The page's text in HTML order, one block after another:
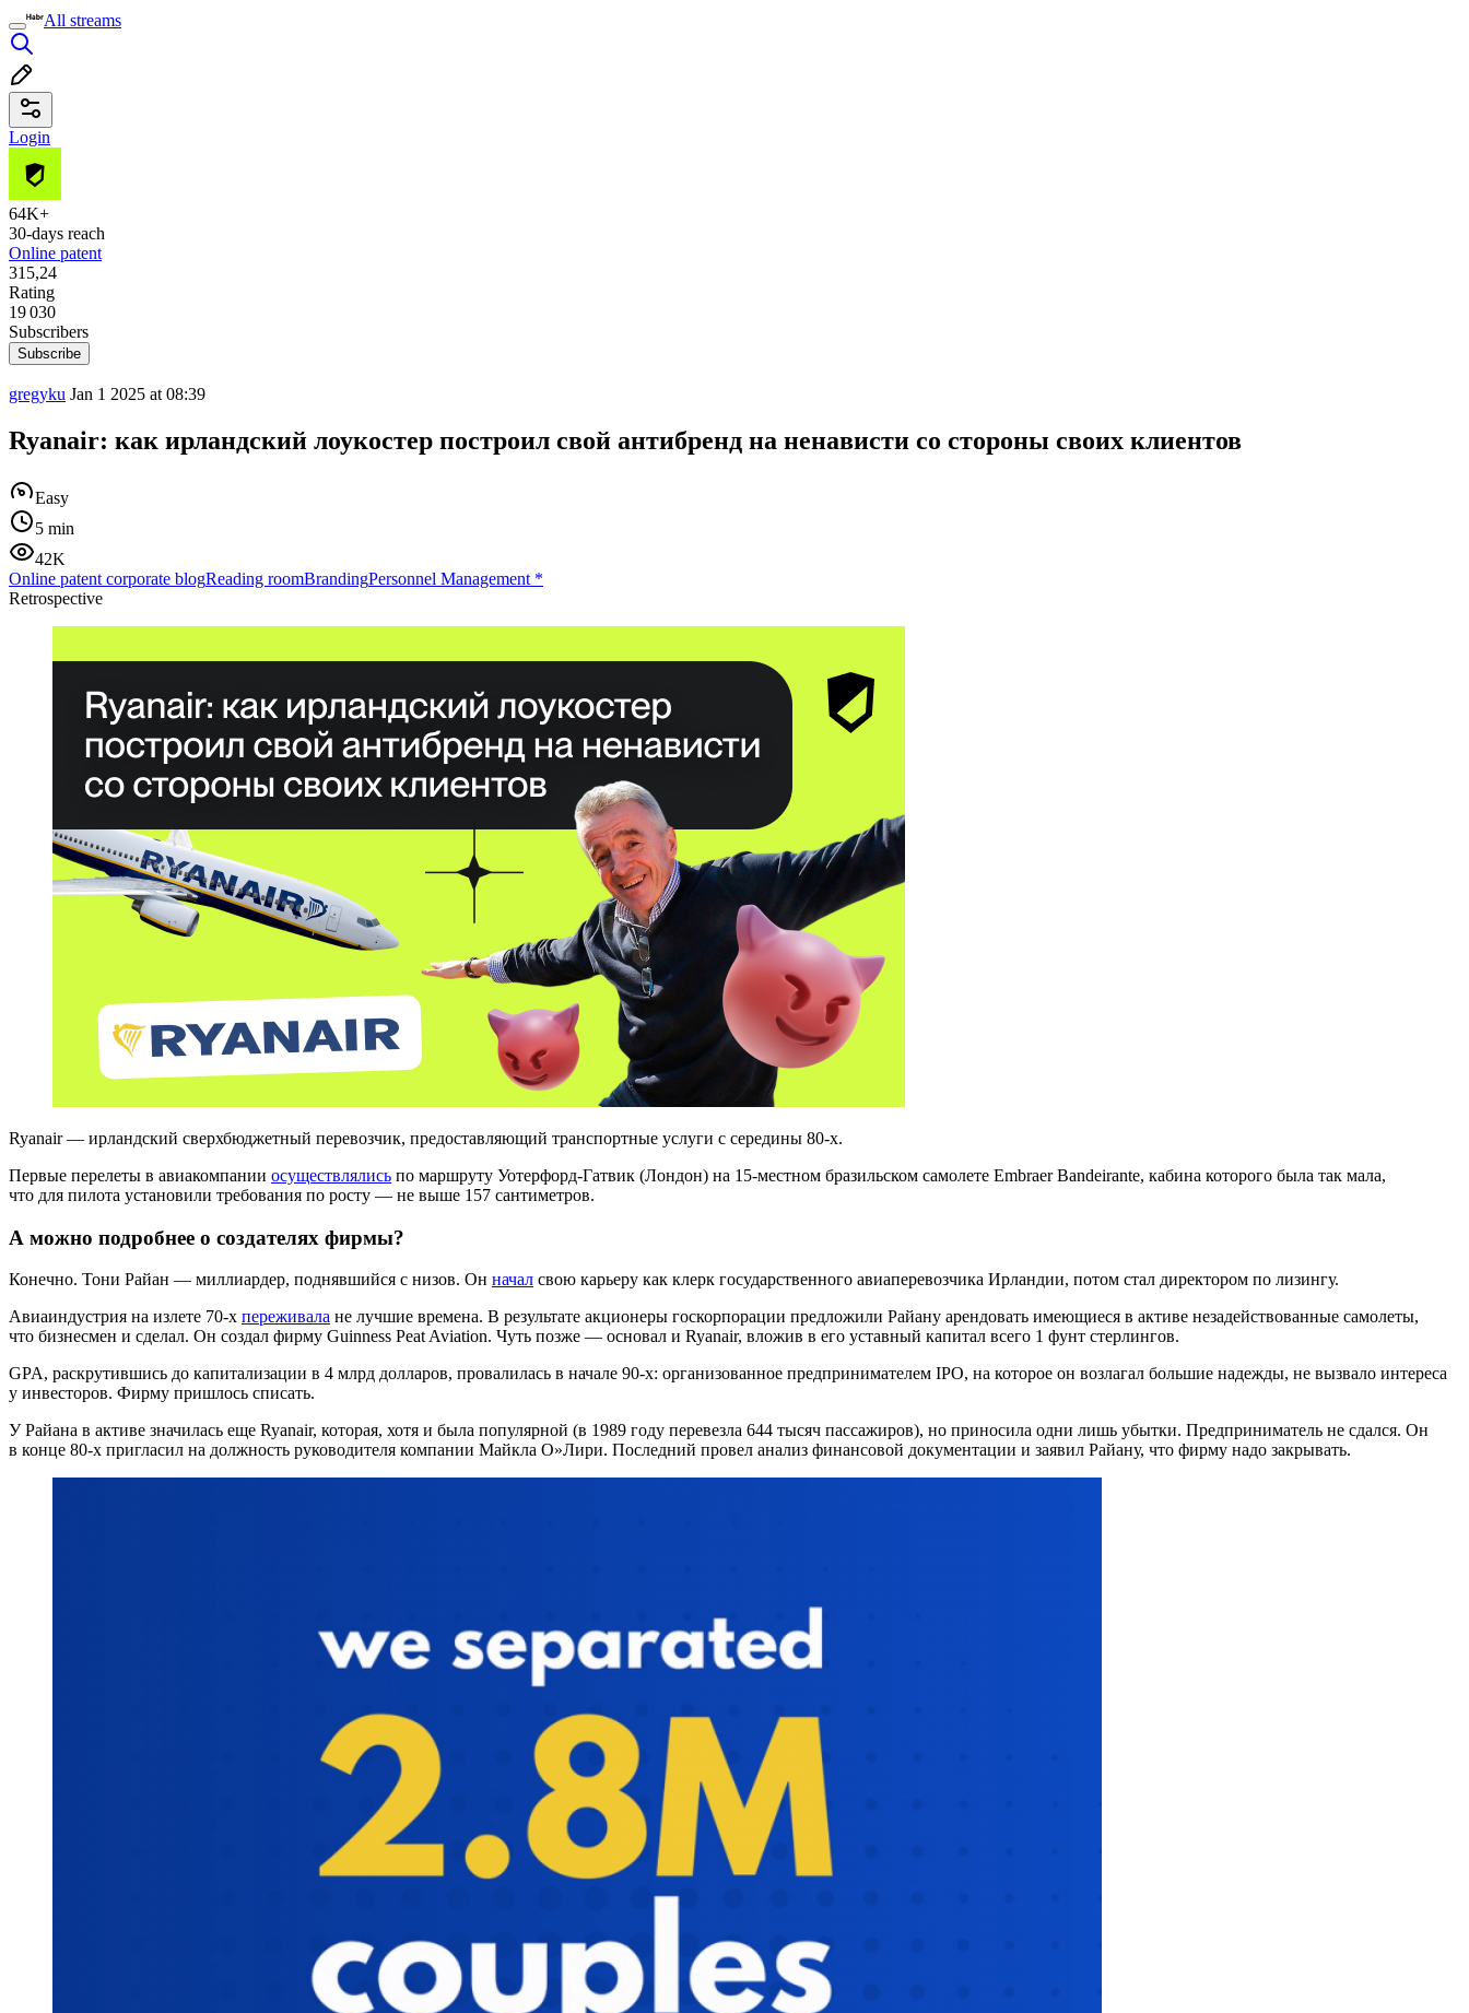
All streams
Login
64K+
30-days reach
Online patent
315,24
Rating
19 030
Subscribers
Subscribe
gregyku Jan 1 2025 at 08:39
Ryanair: как ирландский лоукостер построил свой антибренд на ненависти со стороны своих клиентов
Easy
5 min
42K
Online patent corporate blogReading roomBrandingPersonnel Management *
Retrospective
Ryanair — ирландский сверхбюджетный перевозчик, предоставляющий транспортные услуги с середины 80-х.
Первые перелеты в авиакомпании осуществлялись по маршруту Уотерфорд‑Гатвик (Лондон) на 15-местном бразильском самолете Embraer Bandeirante, кабина которого была так мала,
что для пилота установили требования по росту — не выше 157 сантиметров.
А можно подробнее о создателях фирмы?
Конечно. Тони Райан — миллиардер, поднявшийся с низов. Он начал свою карьеру как клерк государственного авиаперевозчика Ирландии, потом стал директором по лизингу.
Авиаиндустрия на излете 70-х переживала не лучшие времена. В результате акционеры госкорпорации предложили Райану арендовать имеющиеся в активе незадействованные самолеты,
что бизнесмен и сделал. Он создал фирму Guinness Peat Aviation. Чуть позже — основал и Ryanair, вложив в его уставный капитал всего 1 фунт стерлингов.
GPA, раскрутившись до капитализации в 4 млрд долларов, провалилась в начале 90-х: организованное предпринимателем IPO, на которое он возлагал большие надежды, не вызвало интереса
у инвесторов. Фирму пришлось списать.
У Райана в активе значилась еще Ryanair, которая, хотя и была популярной (в 1989 году перевезла 644 тысяч пассажиров), но приносила одни лишь убытки. Предприниматель не сдался. Он
в конце 80-х пригласил на должность руководителя компании Майкла О»Лири. Последний провел анализ финансовой документации и заявил Райану, что фирму надо закрывать.